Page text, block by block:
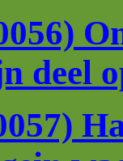
deel